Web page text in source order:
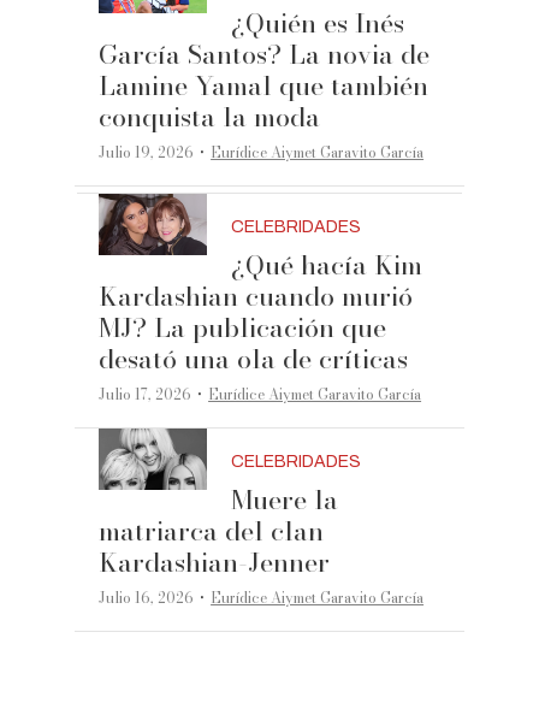
¿Quién es Inés
García Santos? La novia de
Lamine Yamal que también
conquista la moda
Julio 19, 2026 ·Eurídice Aiymet Garavito García
CELEBRIDADES
¿Qué hacía Kim
Kardashian cuando murió
MJ? La publicación que
desató una ola de críticas
Julio 17, 2026 ·Eurídice Aiymet Garavito García
CELEBRIDADES
Muere la
matriarca del clan
Kardashian-Jenner
Julio 16, 2026 ·Eurídice Aiymet Garavito García